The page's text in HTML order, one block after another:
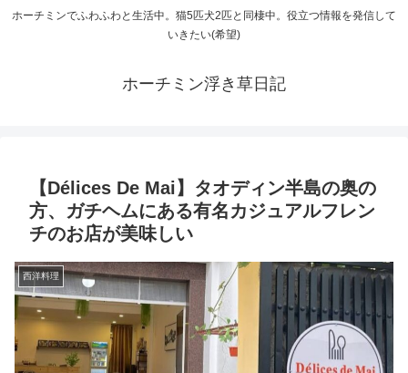
ホーチミンでふわふわと生活中。猫5匹犬2匹と同棲中。役立つ情報を発信して
いきたい(希望)
ホーチミン浮き草日記
【Délices De Mai】タオディン半島の奥の
方、ガチヘムにある有名カジュアルフレン
チのお店が美味しい
西洋料理